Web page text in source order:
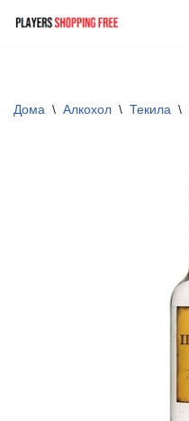
Дома \ Алкохол \ Текила \